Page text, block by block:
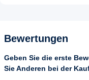
Bewertungen
Geben Sie die erste
Sie Anderen bei der